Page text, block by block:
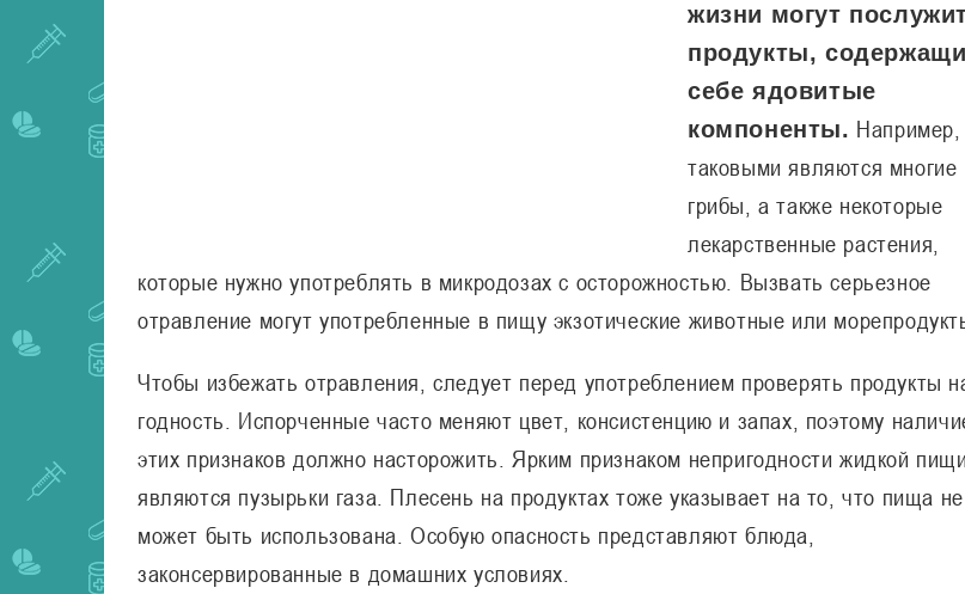
жизни могут
продукты,
себе ядовитые
компоненты. Например,
таковыми являются многие
грибы, а также некоторые
лекарственные растения,
которые нужно употреблять в микродозах с осторожностью. Вызвать серьезное
отравление могут употребленные в пищу экзотические животные или
Чтобы избежать отравления, следует перед употреблением проверять продукты
годность. Испорченные часто меняют цвет, консистенцию и запах, поэтому
этих признаков должно насторожить. Ярким признаком непригодности жидкой пищи
являются пузырьки газа. Плесень на продуктах тоже указывает на то, что пища не
может быть использована. Особую опасность представляют блюда,
законсервированные в домашних условиях.